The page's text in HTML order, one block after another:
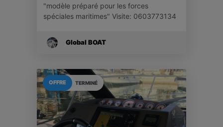
"modèle préparé pour les forces
spéciales maritimes" Visite: 0603773134
Global BOAT
TERMINÉ
OFFRE